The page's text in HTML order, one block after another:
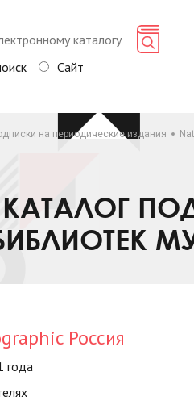
Сайт
на периодические издания
Россия
года